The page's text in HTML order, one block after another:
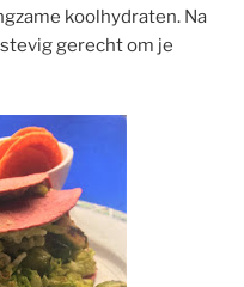
koolhydraten. Na
gerecht om je